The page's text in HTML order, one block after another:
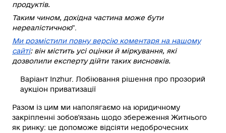
продуктів.
Таким чином, дохідна частина може бути
нереалістичною".
Ми розмістили повну версію коментаря на нашому
сайті: він містить усі оцінки й міркування, які
дозволили експерту дійти таких висновків.
Варіант Inzhur. Лобіювання рішення про прозорий
аукціон приватизації
Разом із цим ми наполягаємо на юридичному
закріпленні зобов'язань щодо збереження Житнього
як ринку: це допоможе відсіяти недоброчесних